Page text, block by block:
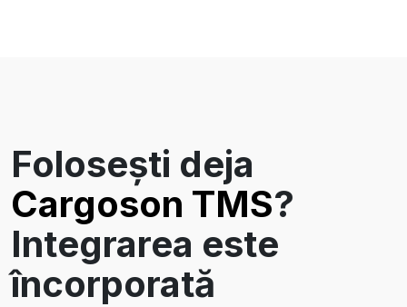
Folosești deja
Cargoson TMS?
Integrarea este
încorporată